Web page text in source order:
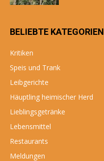
BELIEBTE KATEGORIEN
Kritiken
Speis und Trank
Leibgerichte
Häuptling heimischer Herd
Lieblingsgetränke
Lebensmittel
Restaurants
Meldungen